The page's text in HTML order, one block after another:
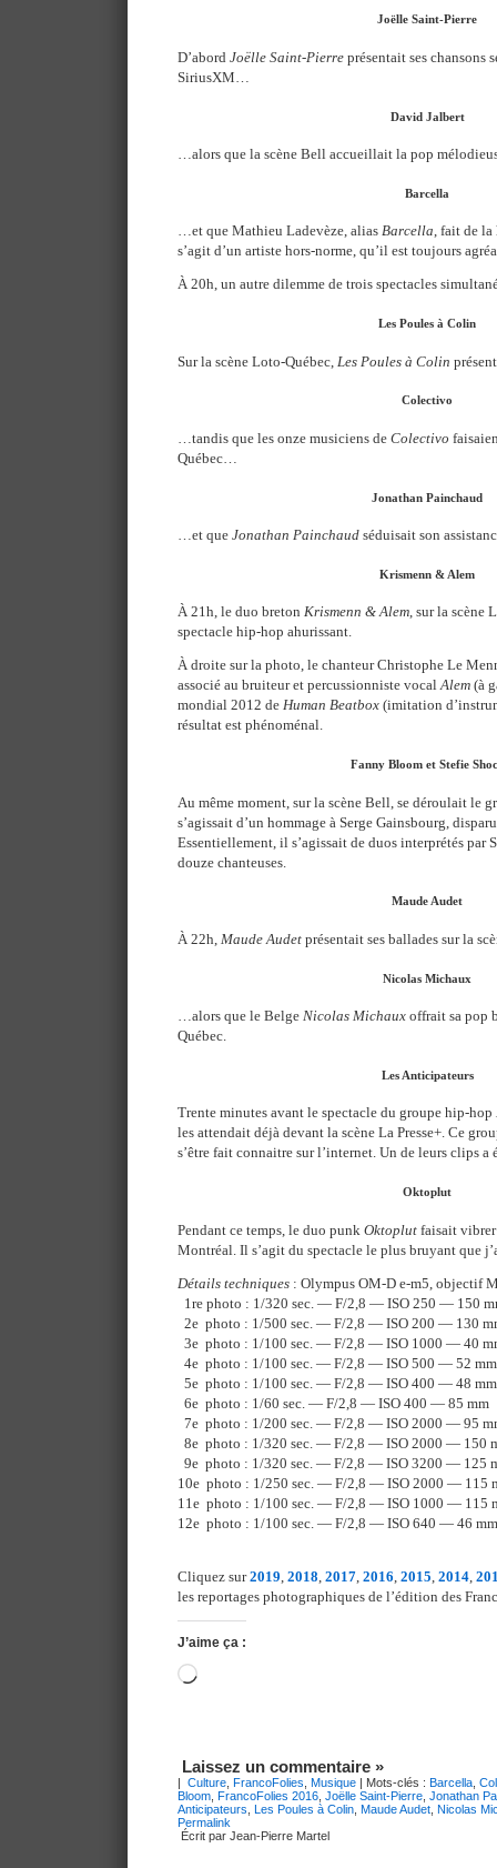
Joëlle Saint-Pierre
D’abord Joëlle Saint-Pierre présentait ses chansons
SiriusXM…
David Jalbert
…alors que la scène Bell accueillait la pop
Barcella
…et que Mathieu Ladevèze, alias Barcella, fait de la
s’agit d’un artiste hors-norme, qu’il est toujours
À 20h, un autre dilemme de trois spectacles
Les Poules à Colin
Sur la scène Loto-Québec, Les Poules à Colin
Colectivo
…tandis que les onze musiciens de Colectivo
Québec…
Jonathan Painchaud
…et que Jonathan Painchaud séduisait son
Krismenn & Alem
À 21h, le duo breton Krismenn & Alem, sur la scène
spectacle hip-hop ahurissant.
À droite sur la photo, le chanteur Christophe Le
associé au bruiteur et percussionniste vocalAlem (à
mondial 2012 de Human Beatbox (imitation
résultat est phénoménal.
Fanny Bloom et Stefie
Au même moment, sur la scène Bell, se déroulait le
s’agissait d’un hommage à Serge Gainsbourg,
Essentiellement, il s’agissait de duos interprétés par
douze chanteuses.
Maude Audet
À 22h, Maude Audet présentait ses ballades sur la
Nicolas Michaux
…alors que le Belge Nicolas Michaux offrait sa pop
Québec.
Les Anticipateurs
Trente minutes avant le spectacle du groupe hip-hop
les attendait déjà devant la scène La Presse+. Ce
s’être fait connaitre sur l’internet. Un de leurs clips
Oktoplut
Pendant ce temps, le duo punk Oktoplut faisait
Montréal. Il s’agit du spectacle le plus bruyant que
Détails techniques : Olympus OM-D e-m5, objectif
1re photo : 1/320 sec. — F/2,8 — ISO 250 — 150
2e photo : 1/500 sec. — F/2,8 — ISO 200 — 130
3e photo : 1/100 sec. — F/2,8 — ISO 1000 — 40
4e photo : 1/100 sec. — F/2,8 — ISO 500 — 52 mm
5e photo : 1/100 sec. — F/2,8 — ISO 400 — 48 mm
6e photo : 1/60 sec. — F/2,8 — ISO 400 — 85 mm
7e photo : 1/200 sec. — F/2,8 — ISO 2000 — 95
8e photo : 1/320 sec. — F/2,8 — ISO 2000 — 150
9e photo : 1/320 sec. — F/2,8 — ISO 3200 — 125
10e photo : 1/250 sec. — F/2,8 — ISO 2000 — 115
11e photo : 1/100 sec. — F/2,8 — ISO 1000 — 115
12e photo : 1/100 sec. — F/2,8 — ISO 640 — 46 mm
Cliquez sur2019 2018 2017 2016 2015 2014
les reportages photographiques de l’édition des
J’aime ça :
Chargement…
Laissez un commentaire »
| Culture FrancoFolies Musique | Mots-clés : Barcella
Bloom FrancoFolies 2016 Joëlle Saint-Pierre Jonathan
Anticipateurs Les Poules à Colin Maude Audet Nicolas
Permalink
Écrit par Jean-Pierre Martel